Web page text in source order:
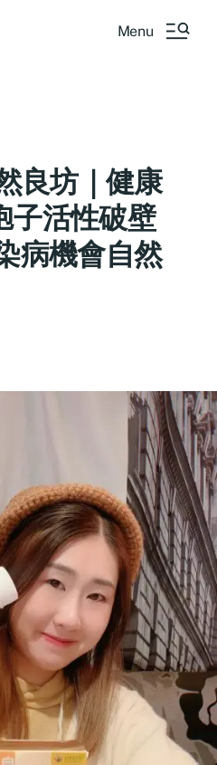
Menu
良坊｜健康
子活性破壁
病機會自然